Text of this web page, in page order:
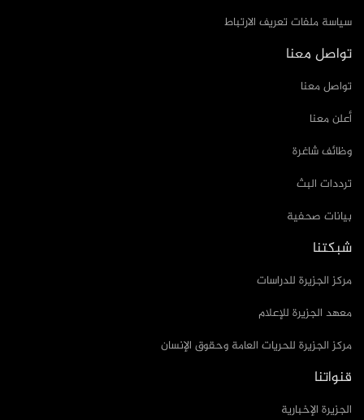
سياسة ملفات تعريف الارتباط
تواصل معنا
تواصل معنا
أعلن معنا
وظائف شاغرة
ترددات البث
بيانات صحفية
شبكتنا
مركز الجزيرة للدراسات
معهد الجزيرة للإعلام
مركز الجزيرة للحريات العامة وحقوق الإنسان
قنواتنا
الجزيرة الإخبارية